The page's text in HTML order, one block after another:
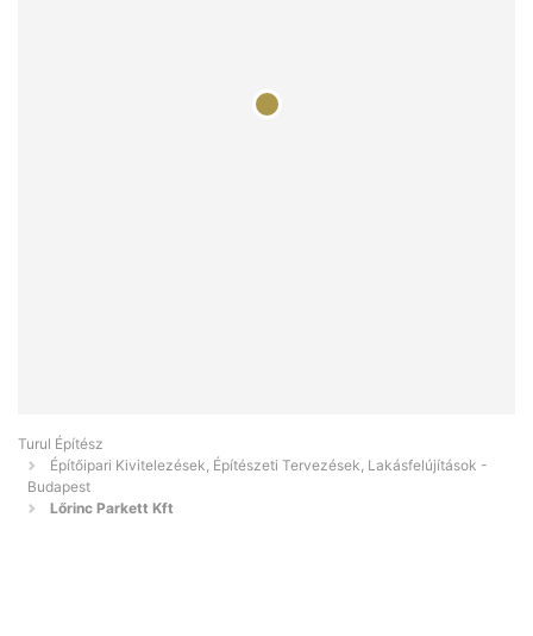
Turul Építész
Építőipari Kivitelezések, Építészeti Tervezések, Lakásfelújítások -
Budapest
Lőrinc Parkett Kft